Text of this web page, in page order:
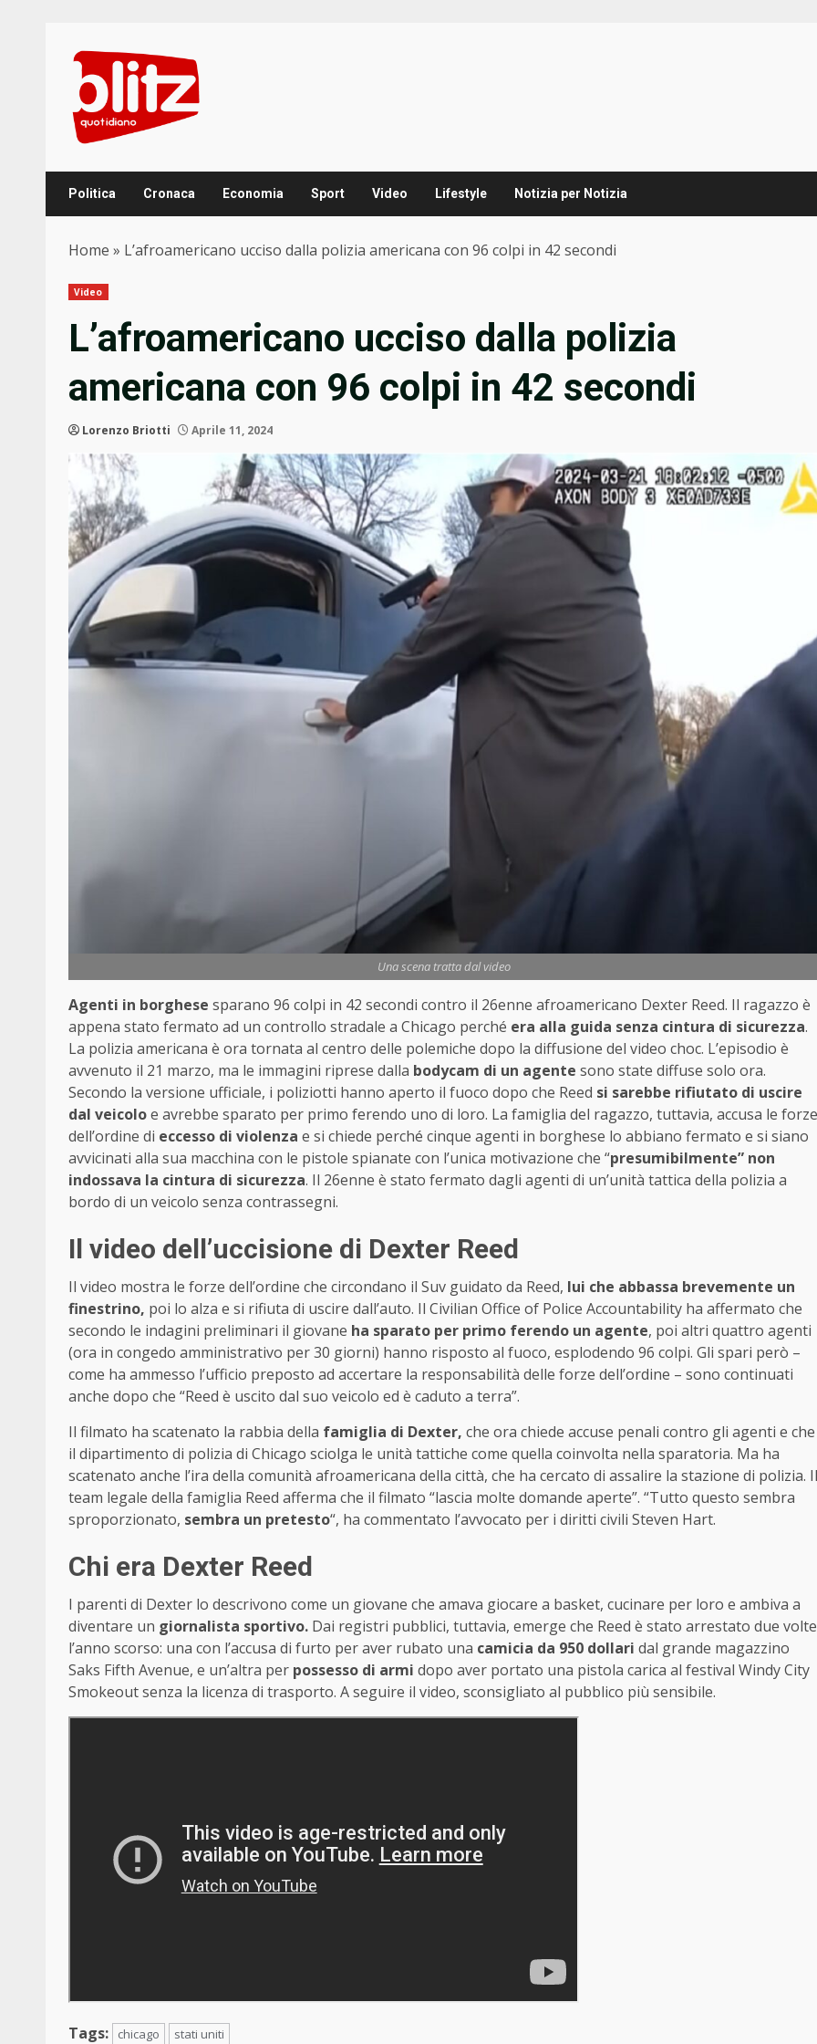
content
Politica Cronaca Economia Sport Video Lifestyle Notizia per Notizia
Home » L’afroamericano ucciso dalla polizia americana con 96 colpi in 42 secondi
Video
L’afroamericano ucciso dalla polizia
americana con 96 colpi in 42 secondi
Lorenzo Briotti Aprile 11, 2024
Una scena tratta dal video
Agenti in borghese sparano 96 colpi in 42 secondi contro il 26enne afroamericano Dexter Reed. Il ragazzo è
appena stato fermato ad un controllo stradale a Chicago perché era alla guida senza cintura di sicurezza.
La polizia americana è ora tornata al centro delle polemiche dopo la diffusione del video choc. L’episodio è
avvenuto il 21 marzo, ma le immagini riprese dalla bodycam di un agente sono state diffuse solo ora.
Secondo la versione ufficiale, i poliziotti hanno aperto il fuoco dopo che Reed si sarebbe rifiutato di uscire
dal veicoloe avrebbe sparato per primo ferendo uno di loro. La famiglia del ragazzo, tuttavia, accusa le forze
dell’ordine di eccesso di violenza e si chiede perché cinque agenti in borghese lo abbiano fermato e si siano
avvicinati alla sua macchina con le pistole spianate con l’unica motivazione che “presumibilmente” non
indossava la cintura di sicurezza. Il 26enne è stato fermato dagli agenti di un’unità tattica della polizia a
bordo di un veicolo senza contrassegni.
Il video dell’uccisione di Dexter Reed
Il video mostra le forze dell’ordine che circondano il Suv guidato da Reed, lui che abbassa brevemente un
finestrino, poi lo alza e si rifiuta di uscire dall’auto. Il Civilian Office of Police Accountability ha affermato che
secondo le indagini preliminari il giovane ha sparato per primo ferendo un agente, poi altri quattro agenti
(ora in congedo amministrativo per 30 giorni) hanno risposto al fuoco, esplodendo 96 colpi. Gli spari però –
come ha ammesso l’ufficio preposto ad accertare la responsabilità delle forze dell’ordine – sono continuati
anche dopo che “Reed è uscito dal suo veicolo ed è caduto a terra”.
Il filmato ha scatenato la rabbia della famiglia di Dexter, che ora chiede accuse penali contro gli agenti e che
il dipartimento di polizia di Chicago sciolga le unità tattiche come quella coinvolta nella sparatoria. Ma ha
scatenato anche l’ira della comunità afroamericana della città, che ha cercato di assalire la stazione di polizia. Il
team legale della famiglia Reed afferma che il filmato “lascia molte domande aperte”. “Tutto questo sembra
sproporzionato, sembra un pretesto“, ha commentato l’avvocato per i diritti civili Steven Hart.
Chi era Dexter Reed
I parenti di Dexter lo descrivono come un giovane che amava giocare a basket, cucinare per loro e ambiva a
diventare un giornalista sportivo. Dai registri pubblici, tuttavia, emerge che Reed è stato arrestato due volte
l’anno scorso: una con l’accusa di furto per aver rubato una camicia da 950 dollari dal grande magazzino
Saks Fifth Avenue, e un’altra per possesso di armi dopo aver portato una pistola carica al festival Windy City
Smokeout senza la licenza di trasporto. A seguire il video, sconsigliato al pubblico più sensibile.
Tags: chicago stati uniti